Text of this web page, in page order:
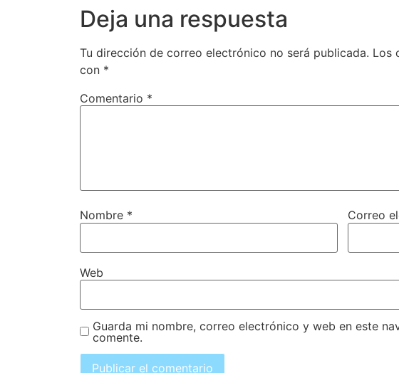
Deja una respuesta
Tu dirección de correo electrónico no será publicada. Los
con *
Comentario *
Nombre * Correo
Web
Guarda mi nombre, correo electrónico y web en este
comente.